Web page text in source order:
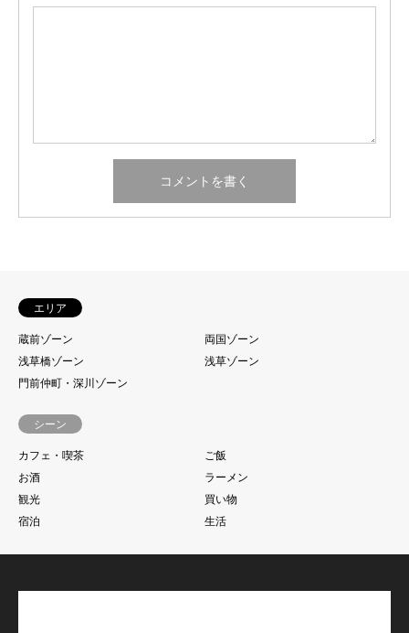
エリア
蔵前ゾーン
両国ゾーン
浅草橋ゾーン
浅草ゾーン
門前仲町・深川ゾーン
シーン
カフェ・喫茶
ご飯
お酒
ラーメン
観光
買い物
宿泊
生活